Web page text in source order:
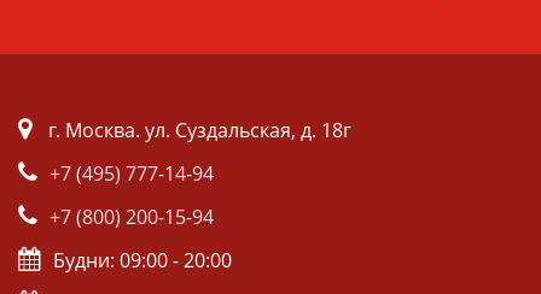
г. Москва. ул. Суздальская, д. 18г
+7 (495) 777-14-94
+7 (800) 200-15-94
Будни: 09:00 - 20:00